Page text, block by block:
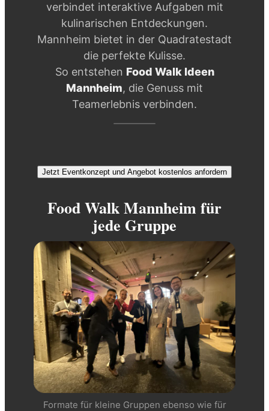
verbindet interaktive Aufgaben mit
kulinarischen Entdeckungen.
Mannheim bietet in der Quadratestadt
die perfekte Kulisse.
So entstehen Food Walk Ideen
Mannheim, die Genuss mit
Teamerlebnis verbinden.
Jetzt Eventkonzept und Angebot kostenlos anfordern
Food Walk Mannheim für
jede Gruppe
Formate für kleine Gruppen ebenso wie für